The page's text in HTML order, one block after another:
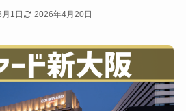
1日 2026年4月20日